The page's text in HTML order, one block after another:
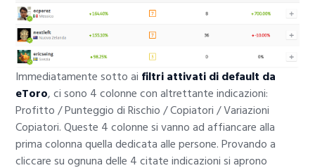
Immediatamente sotto ai filtri attivati di default da
eToro, ci sono 4 colonne con altrettante indicazioni:
Profitto / Punteggio di Rischio / Copiatori / Variazioni
Copiatori. Queste 4 colonne si vanno ad affiancare alla
prima colonna quella dedicata alle persone. Provando a
cliccare su ognuna delle 4 citate indicazioni si aprono